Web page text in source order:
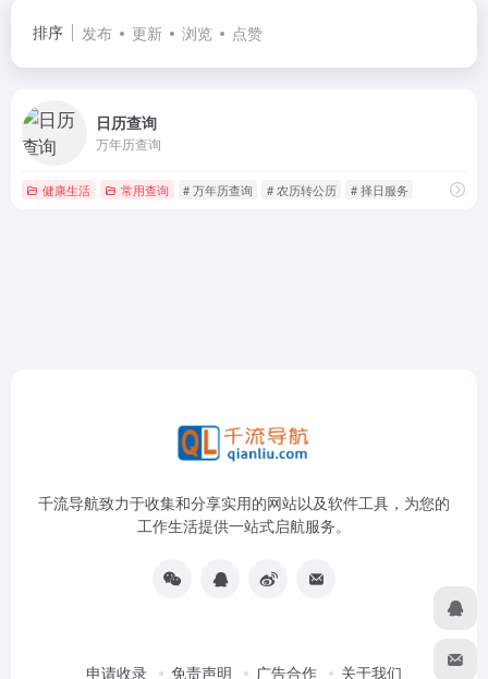
排序 发布 更新 浏览 点赞
日历查询
万年历查询
健康生活 常用查询 # 万年历查询 # 农历转公历 # 择日服务
千流导航致力于收集和分享实用的网站以及软件工具，为您的
工作生活提供一站式启航服务。
申请收录 免责声明 广告合作 关于我们